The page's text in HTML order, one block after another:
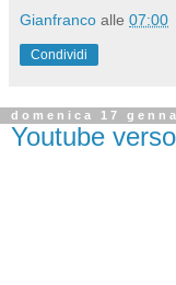
Gianfranco alle 07:00
Condividi
domenica 17
Youtube